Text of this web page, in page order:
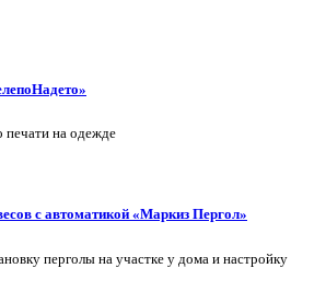
на одежде
с автоматикой «Маркиз Пергол»
перголы на участке у дома и настройку